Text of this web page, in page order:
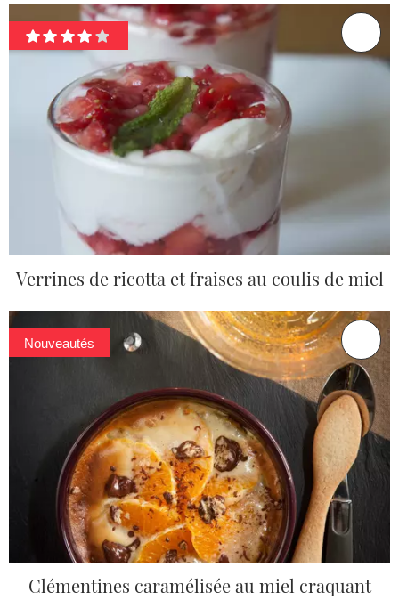
Verrines de ricotta et fraises au coulis de miel
Nouveautés
Clémentines caramélisée au miel craquant